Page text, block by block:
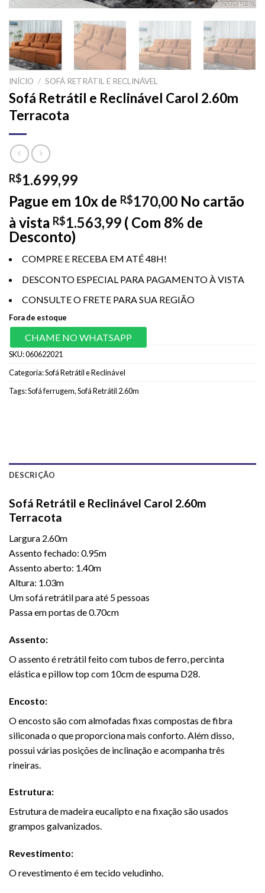
INÍCIO / SOFÁ RETRÁTIL E RECLINÁVEL
Sofá Retrátil e Reclinável Carol 2.60m
Terracota
R$1.699,99
Pague em 10x de R$170,00 No cartão
à vista R$1.563,99 ( Com 8% de
Desconto)
COMPRE E RECEBA EM ATÉ 48H!
DESCONTO ESPECIAL PARA PAGAMENTO À VISTA
CONSULTE O FRETE PARA SUA REGIÃO
Fora de estoque
CHAME NO WHATSAPP
SKU:060622021
Categoria:Sofá Retrátil e Reclinável
Tags:Sofá ferrugem,Sofá Retrátil 2.60m
DESCRIÇÃO
Sofá Retrátil e Reclinável Carol 2.60m
Terracota
Largura 2.60m
Assento fechado: 0.95m
Assento aberto: 1.40m
Altura: 1.03m
Um sofá retrátil para até 5 pessoas
Passa em portas de 0.70cm
Assento:
O assento é retrátil feito com tubos de ferro, percinta
elástica e pillow top com 10cm de espuma D28.
Encosto:
O encosto são com almofadas fixas compostas de fibra
siliconada o que proporciona mais conforto. Além disso,
possui várias posições de inclinação e acompanha três
rineiras.
Estrutura:
Estrutura de madeira eucalipto e na fixação são usados
grampos galvanizados.
Revestimento:
O revestimento é em tecido veludinho.